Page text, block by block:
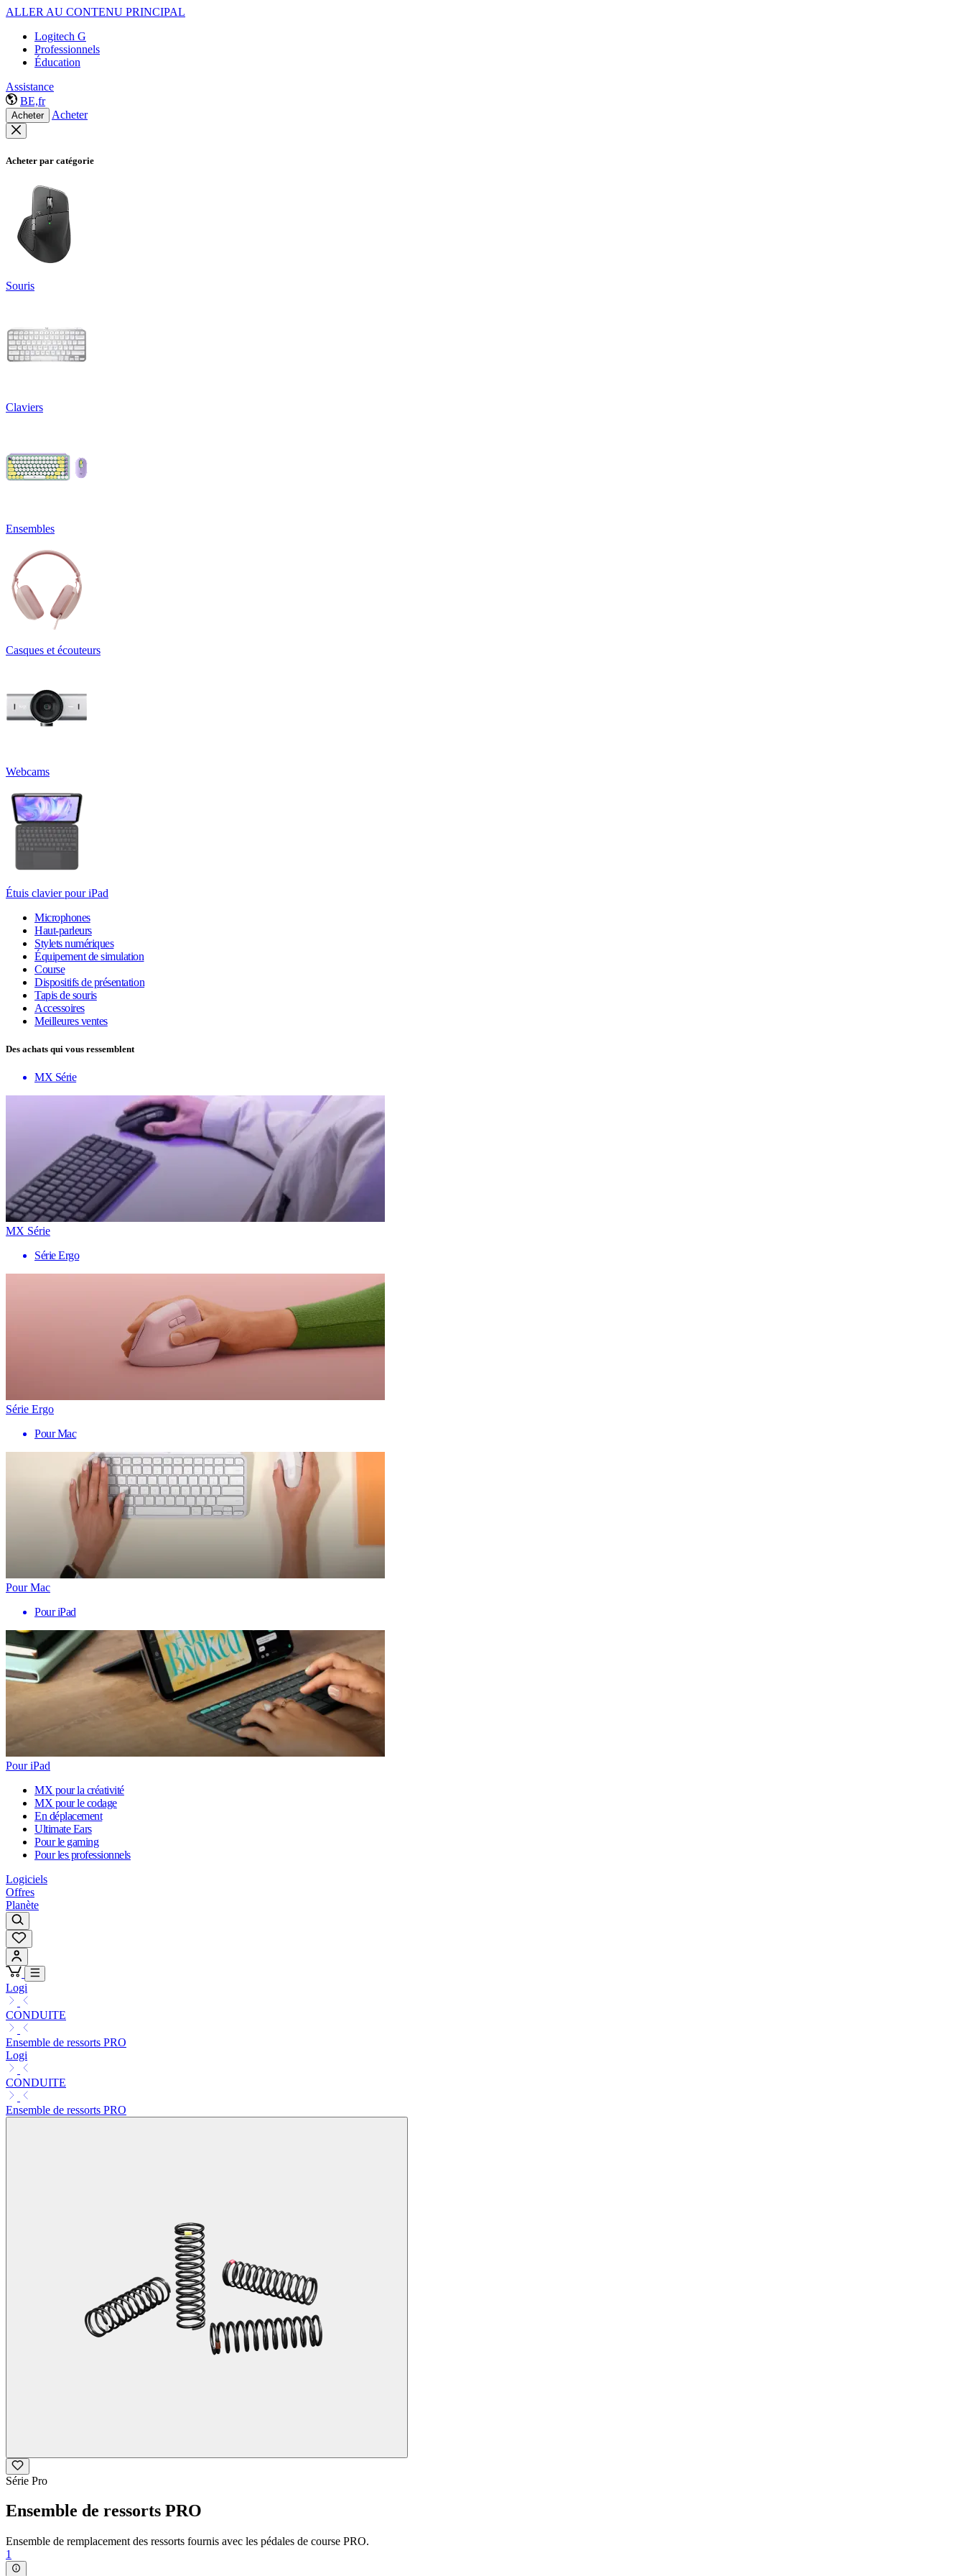
ALLER AU CONTENU PRINCIPAL
Logitech G
Professionnels
Éducation
Assistance
BE,fr
Acheter Acheter
Acheter par catégorie
Souris
Claviers
Ensembles
Casques et écouteurs
Webcams
Étuis clavier pour iPad
Microphones
Haut-parleurs
Stylets numériques
Équipement de simulation
Course
Dispositifs de présentation
Tapis de souris
Accessoires
Meilleures ventes
Des achats qui vous ressemblent
MX Série
MX Série
Série Ergo
Série Ergo
Pour Mac
Pour Mac
Pour iPad
Pour iPad
MX pour la créativité
MX pour le codage
En déplacement
Ultimate Ears
Pour le gaming
Pour les professionnels
Logiciels
Offres
Planète
Logi
CONDUITE
Ensemble de ressorts PRO
Logi
CONDUITE
Ensemble de ressorts PRO
Série Pro
Ensemble de ressorts PRO
Ensemble de remplacement des ressorts fournis avec les pédales de course PRO.
1